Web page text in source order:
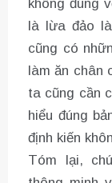
không đúng
là lừa đảo
cũng có
làm ăn chân
ta cũng cần
hiểu đúng
định kiến
Tóm lại,